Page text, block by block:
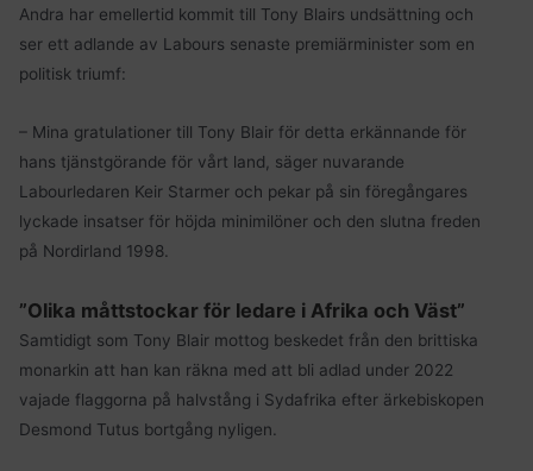
Andra har emellertid kommit till Tony Blairs undsättning och
ser ett adlande av Labours senaste premiärminister som en
politisk triumf:
– Mina gratulationer till Tony Blair för detta erkännande för
hans tjänstgörande för vårt land, säger nuvarande
Labourledaren Keir Starmer och pekar på sin föregångares
lyckade insatser för höjda minimilöner och den slutna freden
på Nordirland 1998.
”Olika måttstockar för ledare i Afrika och Väst”
Samtidigt som Tony Blair mottog beskedet från den brittiska
monarkin att han kan räkna med att bli adlad under 2022
vajade flaggorna på halvstång i Sydafrika efter ärkebiskopen
Desmond Tutus bortgång nyligen.